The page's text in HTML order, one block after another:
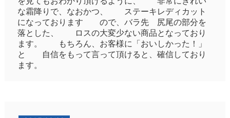
な霜降りで、なおかつ、 ステーキレディカット
になっております ので、バラ先 尻尾の部分を
落とした、 ロスの大変少ない商品となっており
ます。 もちろん、お客様に「おいしかった！」
と 自信をもって言って頂けると、確信しており
ます。